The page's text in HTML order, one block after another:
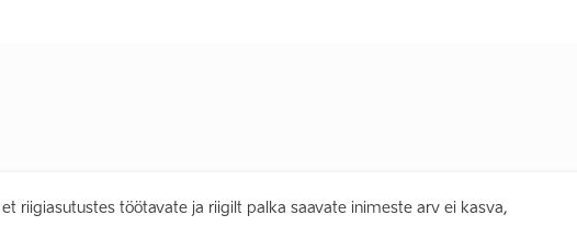
riigiasutustes töötavate ja riigilt palka saavate inimeste arv ei kasva,